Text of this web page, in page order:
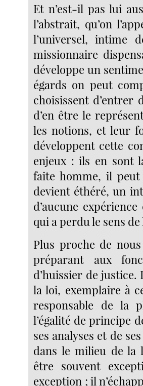
Et n’est-il pas lui
l’abstrait, qu’on
l’universel, intime
missionnaire
développe un
égards on peut
choisissent d’entrer
d’en être le
les notions, et leur
développent cette
enjeux : ils en sont
faite homme, il
devient éthéré, un
d’aucune
qui a perdu le sens
Plus proche de
préparant aux
d’huissier de
la loi, exemplaire à
responsable de la
l’égalité de principe
ses analyses et de
dans le milieu de la
être souvent
exception ; il